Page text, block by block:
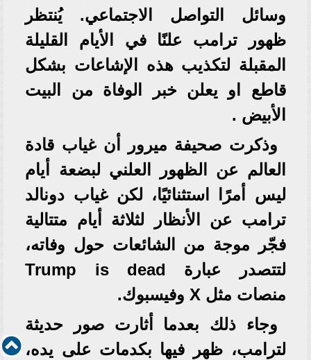
وسائل التواصل الاجتماعي. يُنتظر
ظهور ترامب علنًا في الأيام القليلة
المقبلة لتكذيب هذه الإشاعات بشكل
قاطع او يعلن خبر الوفاة من البيت
الأبيض .
وذكرت صحيفة ميرور أن غياب قادة
العالم عن الظهور العلني لبضعة أيام
ليس أمرًا استثنائيًا، لكن غياب دونالد
ترامب عن الأنظار لثلاثة أيام متتالية
فجّر موجة من الشائعات حول وفاته،
لتتصدر عبارة Trump is dead
منصات مثل X وفيسبوك.
وجاء ذلك بعدما أثارت صور حديثة
لترامب، ظهر فيها بكدمات على يده،